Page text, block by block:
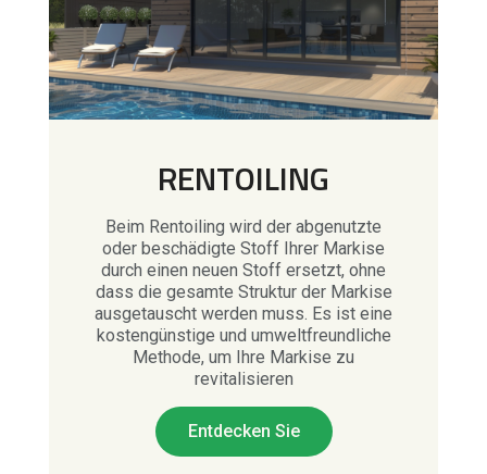
RENTOILING
Beim Rentoiling wird der abgenutzte
oder beschädigte Stoff Ihrer Markise
durch einen neuen Stoff ersetzt, ohne
dass die gesamte Struktur der Markise
ausgetauscht werden muss. Es ist eine
kostengünstige und umweltfreundliche
Methode, um Ihre Markise zu
revitalisieren
Entdecken Sie